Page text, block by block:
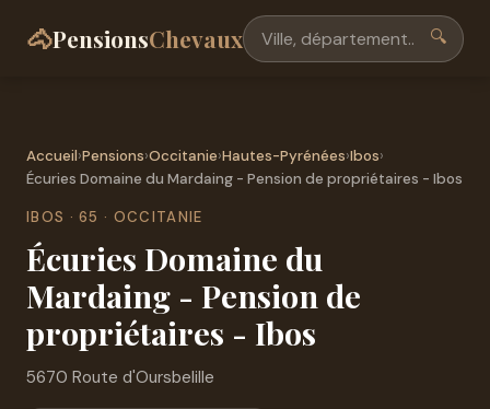
🐴PensionsChevaux 🔍
Accueil›Pensions›Occitanie›Hautes-Pyrénées›Ibos›
Écuries Domaine du Mardaing - Pension de propriétaires - Ibos
IBOS · 65 · OCCITANIE
Écuries Domaine du
Mardaing - Pension de
propriétaires - Ibos
5670 Route d'Oursbelille